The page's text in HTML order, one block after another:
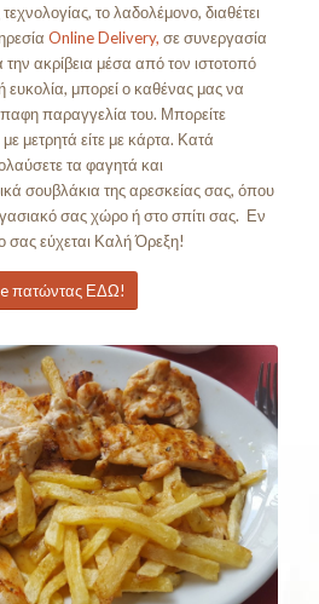
το λαδολέμονο, διαθέτει
Online Delivery, σε συνεργασία
την ακρίβεια μέσα από τον ιστοτοπό
ευκολία, μπορεί ο καθένας μας να
παραγγελία του. Μπορείτε
μετρητά είτε με κάρτα. Κατά
τα φαγητά και
σουβλάκια της αρεσκείας σας, όπου
σας χώρο ή στο σπίτι σας. Εν
σας εύχεται Καλή Όρεξη!
πατώντας ΕΔΩ!